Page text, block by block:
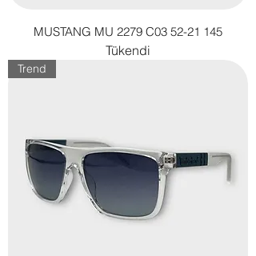
MUSTANG MU 2279 C03 52-21 145
Tükendi
Trend